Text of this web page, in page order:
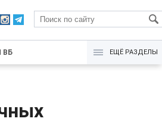
KG
ВБ ЕЩЁ РАЗДЕЛЫ